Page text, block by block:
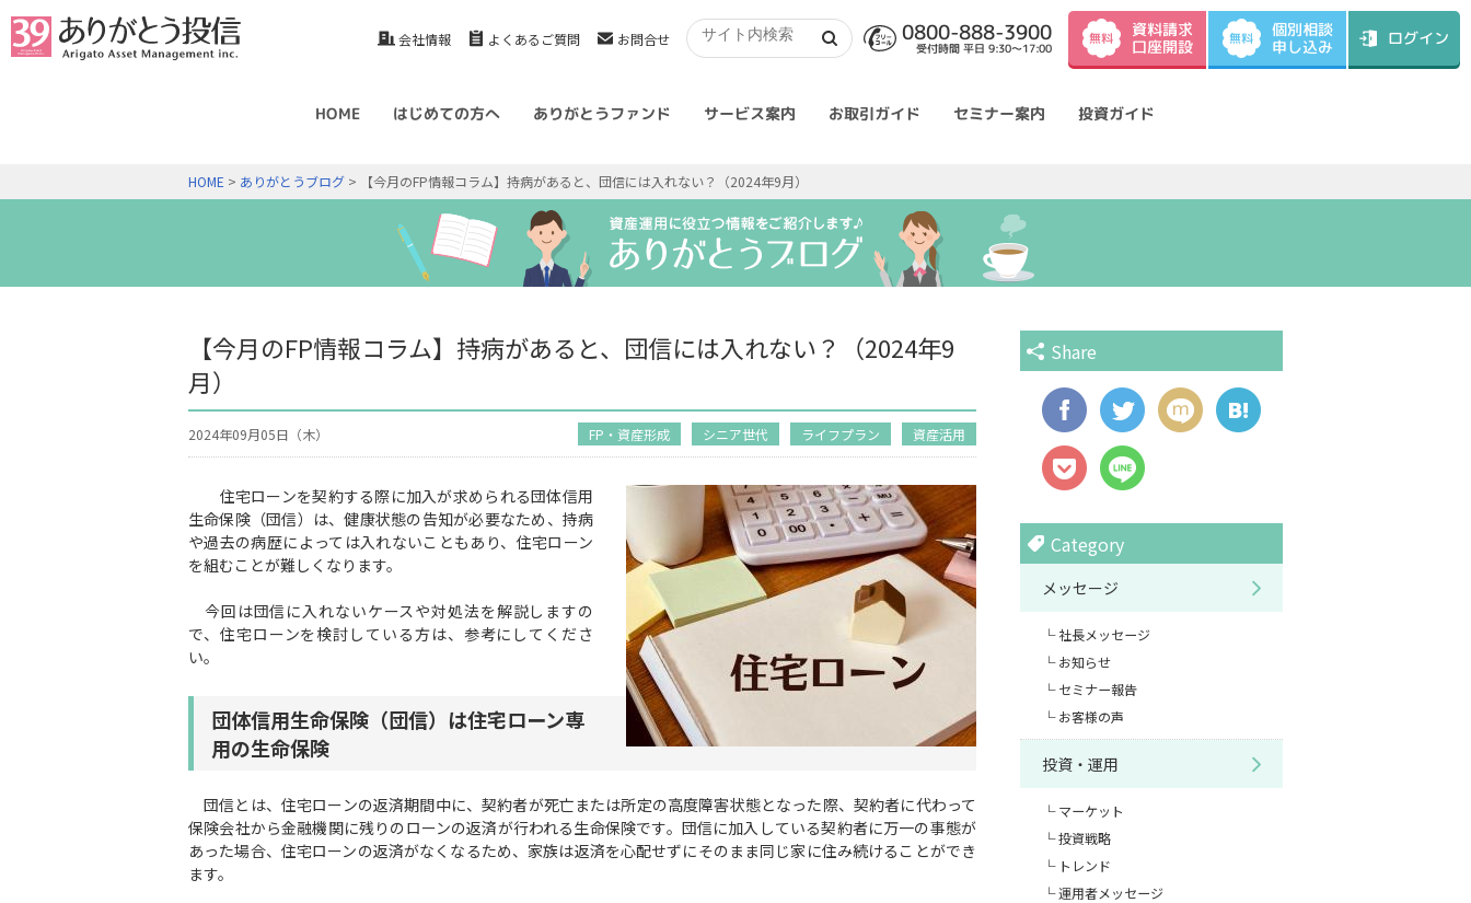
会社情報 よくあるご質問 お問合せ 0800-888-3900
受付時間 平日 9:30～17:00
無料 資料請求
口座開設 無料 個別相談
申し込み ログイン
HOME はじめての方へ ありがとうファンド サービス案内 お取引ガイド セミナー案内 投資ガイド
HOME > ありがとうブログ > 【今月のFP情報コラム】持病があると、団信には入れない？（2024年9月）
【今月のFP情報コラム】持病があると、団信には入れない？（2024年9
月）
2024年09月05日（木） FP・資産形成 シニア世代 ライフプラン 資産活用
住宅ローンを契約する際に加入が求められる団体信用
生命保険（団信）は、健康状態の告知が必要なため、持病
や過去の病歴によっては入れないこともあり、住宅ローン
を組むことが難しくなります。
今回は団信に入れないケースや対処法を解説しますの
で、住宅ローンを検討している方は、参考にしてくださ
い。
団体信用生命保険（団信）は住宅ローン専
用の生命保険
団信とは、住宅ローンの返済期間中に、契約者が死亡または所定の高度障害状態となった際、契約者に代わって
保険会社から金融機関に残りのローンの返済が行われる生命保険です。団信に加入している契約者に万一の事態が
あった場合、住宅ローンの返済がなくなるため、家族は返済を心配せずにそのまま同じ家に住み続けることができ
ます。
Share
Category
メッセージ
社長メッセージ
お知らせ
セミナー報告
お客様の声
投資・運用
マーケット
投資戦略
トレンド
運用者メッセージ